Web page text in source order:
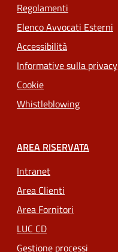
Regolamenti
Elenco Avvocati Esterni
Accessibilità
Informative sulla privacy
Cookie
Whistleblowing
AREA RISERVATA
Intranet
Area Clienti
Area Fornitori
LUC CD
Gestione processi